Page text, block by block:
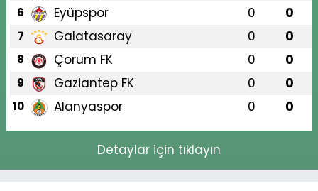
6 Eyüpspor 0 0
7 Galatasaray 0 0
8 Çorum FK 0 0
9 Gaziantep FK 0 0
10 Alanyaspor 0 0
Detaylar için tıklayın